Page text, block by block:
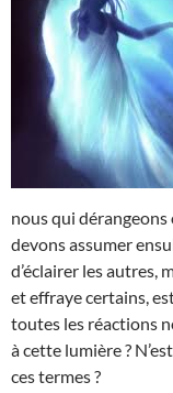
nous qui dérangeons
devons assumer
d’éclairer les autres,
et effraye certains,
toutes les réactions
à cette lumière ?
ces termes ?